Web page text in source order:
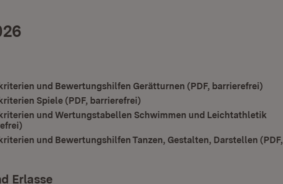
und Bewertungshilfen Gerätturnen (PDF, barrierefrei)
Spiele (PDF, barrierefrei)
und Wertungstabellen Schwimmen und Leichtathletik
und Bewertungshilfen Tanzen, Gestalten, Darstellen (PDF,
Erlasse